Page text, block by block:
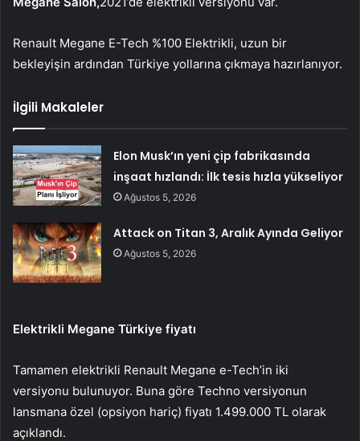
Renault Megane E-Tech %100 Elektrikli, uzun bir
bekleyişin ardından Türkiye yollarına çıkmaya hazırlanıyor.
İlgili Makaleler
Elon Musk’ın yeni çip fabrikasında
inşaat hızlandı: İlk tesis hızla yükseliyor
Ağustos 5, 2026
Attack on Titan 3, Aralık Ayında Geliyor
Ağustos 5, 2026
Elektrikli Megane Türkiye fiyatı
Tamamen elektrikli Renault Megane e-Tech’in iki
versiyonu bulunuyor. Buna göre Techno versiyonun
lansmana özel (opsiyon hariç) fiyatı 1.499.000 TL olarak
açıklandı.